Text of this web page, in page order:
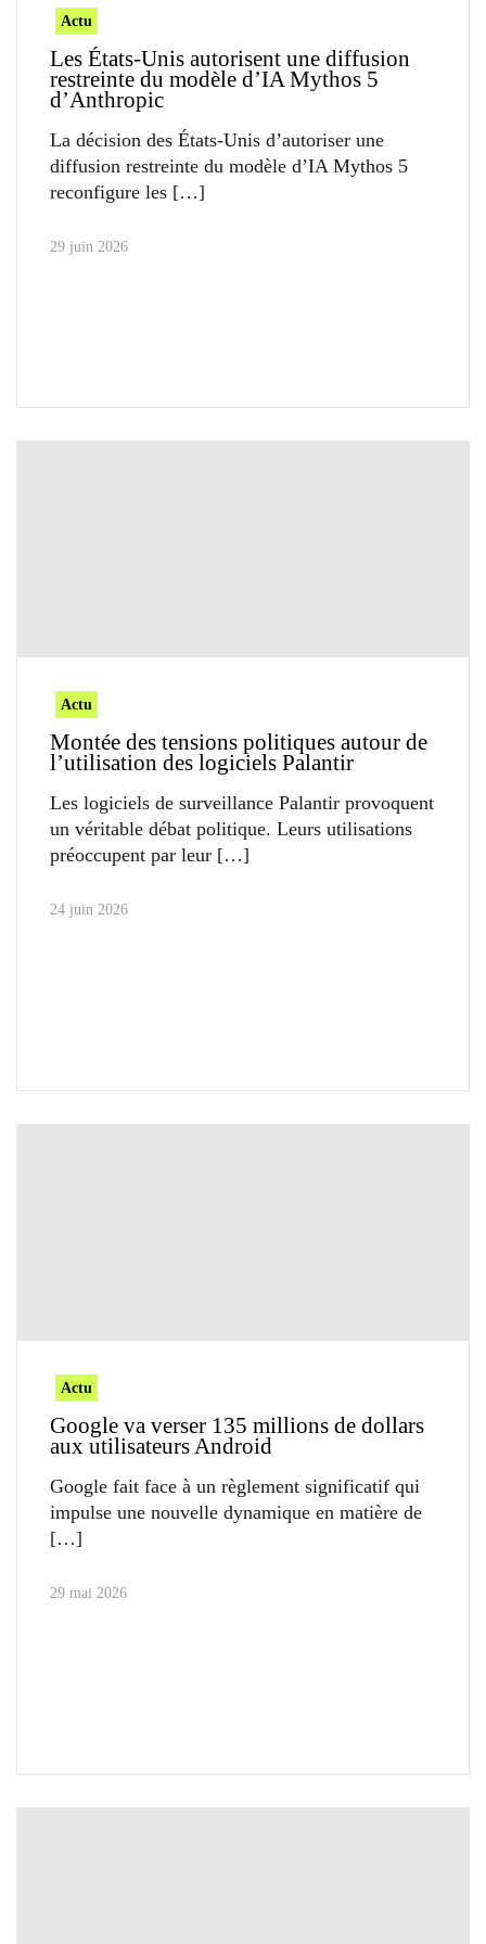
Actu
Les États-Unis autorisent une diffusion
restreinte du modèle d’IA Mythos 5
d’Anthropic
La décision des États-Unis d’autoriser une
diffusion restreinte du modèle d’IA Mythos 5
reconfigure les
29 juin 2026
Actu
Montée des tensions politiques autour de
l’utilisation des logiciels Palantir
Les logiciels de surveillance Palantir provoquent
un véritable débat politique. Leurs utilisations
préoccupent par leur
24 juin 2026
Actu
Google va verser 135 millions de dollars
aux utilisateurs Android
Google fait face à un règlement significatif qui
impulse une nouvelle dynamique en matière de
29 mai 2026